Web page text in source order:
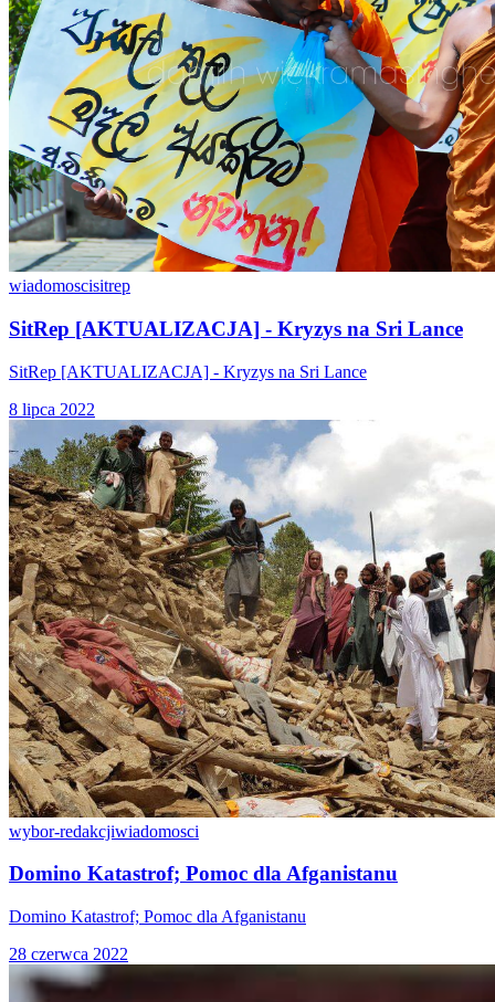
wiadomoscisitrep
SitRep [AKTUALIZACJA] - Kryzys na Sri Lance
SitRep [AKTUALIZACJA] - Kryzys na Sri Lance
8 lipca 2022
wybor-redakcjiwiadomosci
Domino Katastrof; Pomoc dla Afganistanu
Domino Katastrof; Pomoc dla Afganistanu
28 czerwca 2022